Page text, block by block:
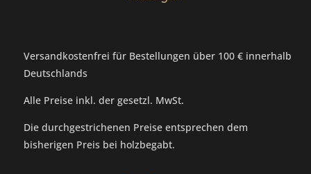
Versandkostenfrei für Bestellungen über 100 € innerhalb
Deutschlands
Alle Preise inkl. der gesetzl. MwSt.
Die durchgestrichenen Preise entsprechen dem
bisherigen Preis bei holzbegabt.